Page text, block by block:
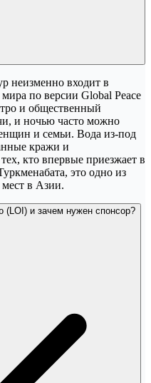
неизменно входит в
по версии Global Peace
и общественный
и ночью часто можно
и семьи. Вода из-под
кражи и
кто впервые приезжает в
это одно из
в Азии.
(LOI) и зачем нужен спонсор?